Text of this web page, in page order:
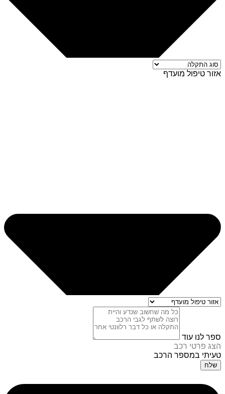
אזור טיפול מועדף
ספר לנו עוד
הצג פרטי רכב
טעיתי במספר הרכב
שלח